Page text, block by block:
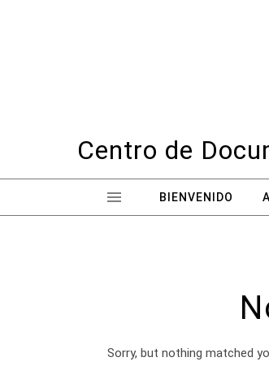
Centro de
BIENVENIDO
Sorry, but nothing matched